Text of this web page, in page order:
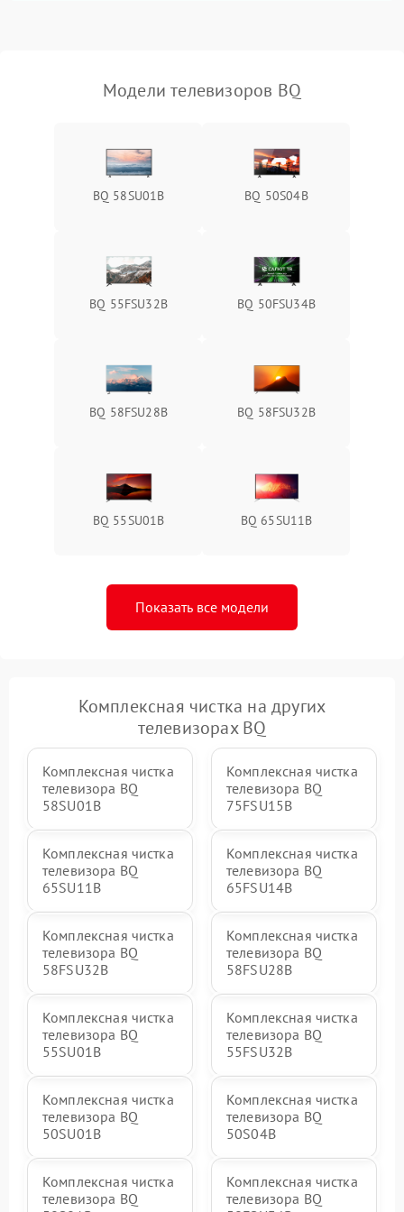
Модели телевизоров BQ
BQ 58SU01B BQ 50S04B
BQ 55FSU32B BQ 50FSU34B
BQ 58FSU28B BQ 58FSU32B
BQ 55SU01B BQ 65SU11B
Показать все модели
Комплексная чистка на других
телевизорах BQ
Комплексная чистка
телевизора BQ
58SU01B
Комплексная чистка
телевизора BQ
75FSU15B
Комплексная чистка
телевизора BQ
65SU11B
Комплексная чистка
телевизора BQ
65FSU14B
Комплексная чистка
телевизора BQ
58FSU32B
Комплексная чистка
телевизора BQ
58FSU28B
Комплексная чистка
телевизора BQ
55SU01B
Комплексная чистка
телевизора BQ
55FSU32B
Комплексная чистка
телевизора BQ
50SU01B
Комплексная чистка
телевизора BQ
50S04B
Комплексная чистка
телевизора BQ
Комплексная чистка
телевизора BQ